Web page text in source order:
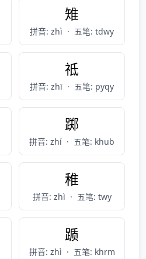
雉
拼音: zhì · 五笔: tdwy
祗
拼音: zhī · 五笔: pyqy
踯
拼音: zhí · 五笔: khub
稚
拼音: zhì · 五笔: twy
踬
拼音: zhì · 五笔: khrm